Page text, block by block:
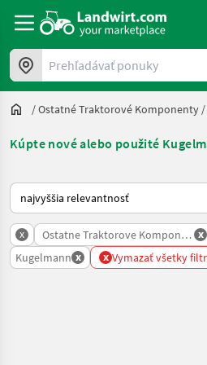
Prehľadávať ponuky
/Ostatné Traktorové Komponenty /
Kúpte nové alebo použité
Takto sa vykonáva triedenie na
x Ostatne Traktorove Komponenty
x
Kugelmann x x Vymazať všetky